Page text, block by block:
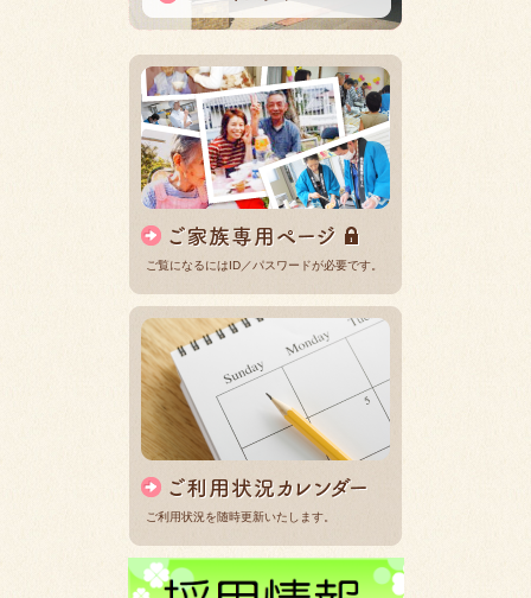
ご覧になるにはID／パスワードが必要です。
ご利用状況を随時更新いたします。